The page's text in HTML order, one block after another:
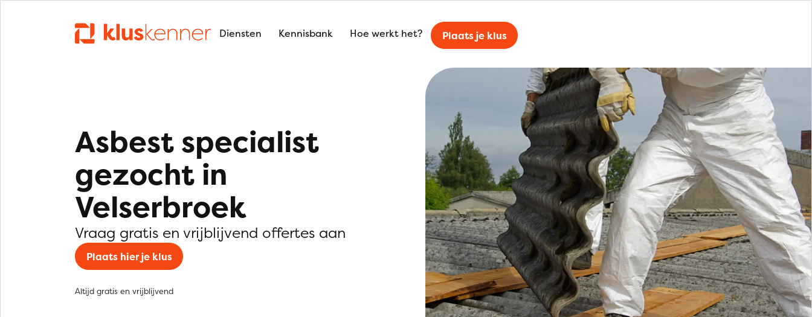
Diensten Kennisbank Hoe werkt het? Plaats je klus
Asbest specialist
gezocht in
Velserbroek
Vraag gratis en vrijblijvend offertes aan
Plaats hier je klus
Altijd gratis en vrijblijvend